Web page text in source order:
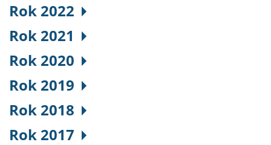
Rok 2022
Rok 2021
Rok 2020
Rok 2019
Rok 2018
Rok 2017